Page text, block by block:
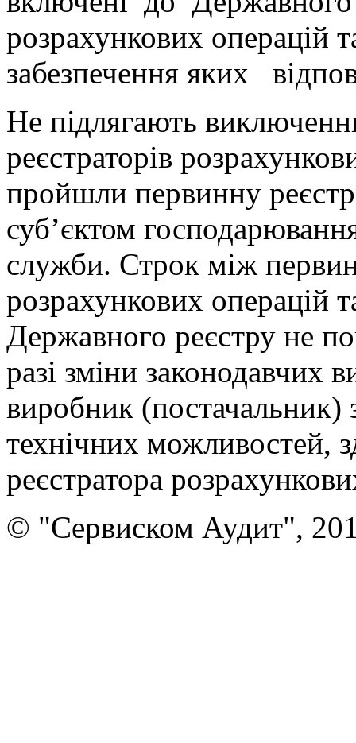
розрахункових операцій
забезпечення яких
Не підлягають
реєстраторів
пройшли первинну
суб’єктом
служби. Строк між
розрахункових операцій
Державного реєстру не
разі зміни законодавчих
виробник (постачальник)
технічних можливостей,
реєстратора
© "Сервиском Аудит",